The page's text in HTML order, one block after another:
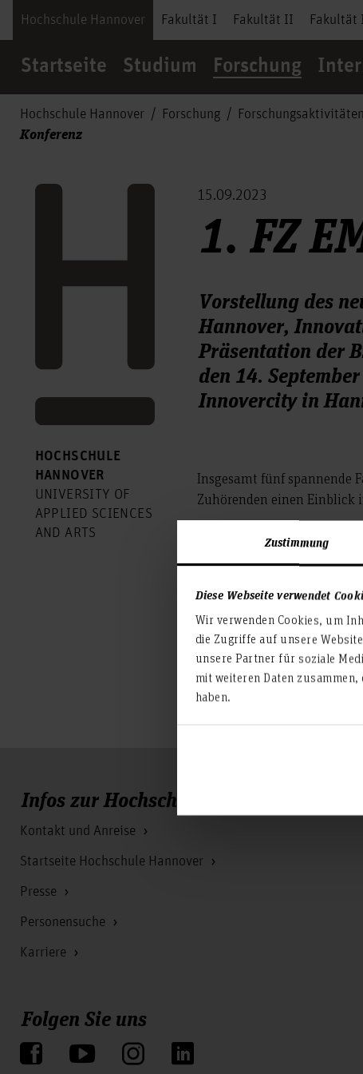
Zustimmung
Diese Webseite verwendet
Wir verwenden Cookies, um
die Zugriffe auf unsere
unsere Partner für soziale
mit weiteren Daten
haben.
Hochschule Hannover Fakultät I Fakultät II Fakultät
Startseite Studium Forschung
Hochschule Hannover Forschung Forschungsaktivitäten
Konferenz
HOCHSCHULE
HANNOVER
UNIVERSITY OF
APPLIED SCIENCES
AND ARTS
15.09.2023
1. FZ
Vorstellung des
Hannover,
Präsentation der
den 14.
Innovercity in
Insgesamt fünf spannende
Zuhörenden einen Einblick
Energiespeicher" zeigte
und Geschäftsführer Dyke
Justus Hinken sind
unter Leitung von Thomas
Infos zur Hochschule
Kontakt und Anreise
Startseite Hochschule Hannover
Presse
Personensuche
Karriere
Folgen Sie uns